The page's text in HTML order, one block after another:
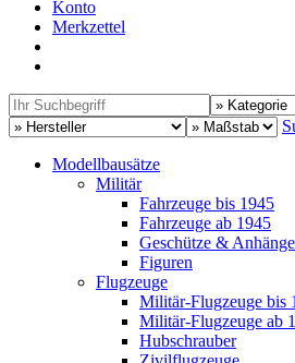
Konto
Merkzettel
Modellbausätze
Militär
Fahrzeuge bis 1945
Fahrzeuge ab 1945
Geschütze &
Figuren
Flugzeuge
Militär-Flugzeuge bis
Militär-Flugzeuge ab
Hubschrauber